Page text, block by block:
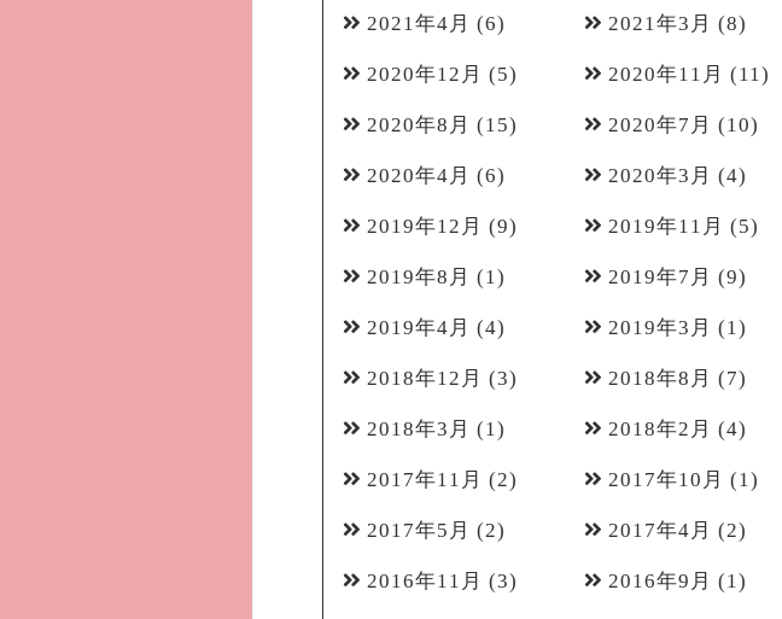
2021年4月 (6) 2021年3月 (8)
2020年12月 (5) 2020年11月 (11)
2020年8月 (15) 2020年7月 (10)
2020年4月 (6) 2020年3月 (4)
2019年12月 (9) 2019年11月 (5)
2019年8月 (1) 2019年7月 (9)
2019年4月 (4) 2019年3月 (1)
2018年12月 (3) 2018年8月 (7)
2018年3月 (1) 2018年2月 (4)
2017年11月 (2) 2017年10月 (1)
2017年5月 (2) 2017年4月 (2)
2016年11月 (3) 2016年9月 (1)